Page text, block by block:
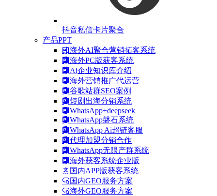
抖音私信卡片聚合
产品PPT
海外AI聚合营销拓客系统
海外PC版获客系统
Ai企业知识库介绍
海外营销推广代运营
谷歌站群SEO案例
短剧出海分销系统
WhatsApp+deepseek
WhatsApp磐石系统
WhatsApp Ai超链客服
代理加盟分销合作
WhatsApp无限产群系统
海外获客系统企业版
国内APP版获客系统
国内GEO服务方案
海外GEO服务方案